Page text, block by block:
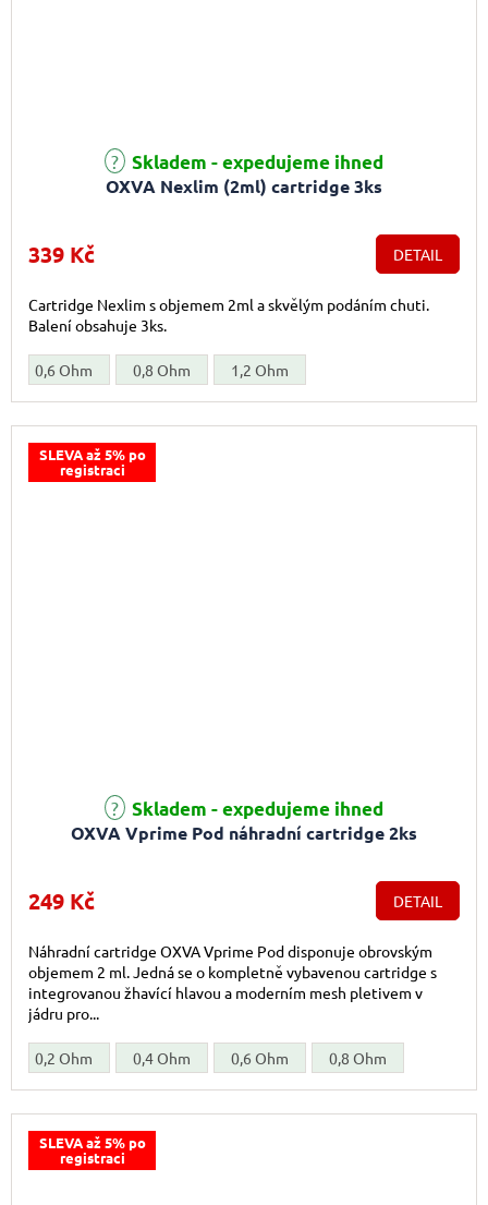
OXVA Nexlim (2ml) cartridge 3ks
Skladem - expedujeme ihned
339 Kč DETAIL
Cartridge Nexlim s objemem 2ml a skvělým podáním chuti.
Balení obsahuje 3ks.
0,6 Ohm 0,8 Ohm 1,2 Ohm
SLEVA až 5% po
registraci
OXVA Vprime Pod náhradní cartridge 2ks
Skladem - expedujeme ihned
249 Kč DETAIL
Náhradní cartridge OXVA Vprime Pod disponuje obrovským
objemem 2 ml. Jedná se o kompletně vybavenou cartridge s
integrovanou žhavící hlavou a moderním mesh pletivem v
jádru pro...
0,2 Ohm 0,4 Ohm 0,6 Ohm 0,8 Ohm
SLEVA až 5% po
registraci